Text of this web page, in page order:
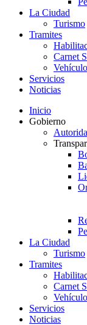
La Ciudad
Turismo
Tramites
Carnet
Servicios
Noticias
Inicio
Gobierno
La Ciudad
Turismo
Tramites
Carnet
Servicios
Noticias